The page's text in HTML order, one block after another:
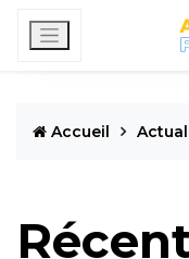
Accueil